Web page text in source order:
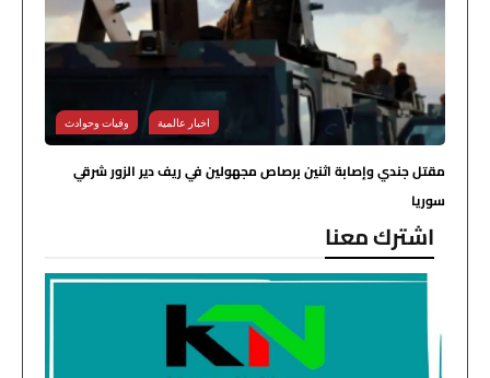
اخبار عالمية وفيات وحوادث
مقتل جندي وإصابة اثنين برصاص مجهولين في ريف دير الزور شرقي
سوريا
اشترك معنا